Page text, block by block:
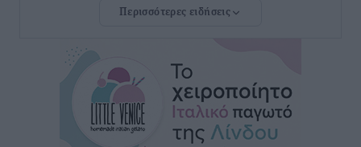
Νέο ξενοδοχείο στη Ρόδο για την H Hotels –
στην Κω
Τοπικές Ειδήσεις • πριν 11 ώρες
Αυτοκίνητο μπήκε παράνομα σε μονόδρομο στο
Μαστιχάρι – Αναποδογύρισε όχημα με μητέρα και
Περισσότερες ειδήσεις